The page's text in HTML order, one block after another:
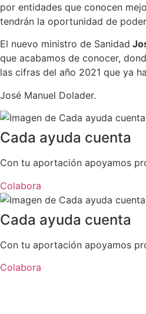
por entidades que conocen
tendrán la oportunidad de
El nuevo ministro de Sanidad
que acabamos de conocer,
las cifras del año 2021 que ya
José Manuel Dolader.
Cada ayuda cuenta
Con tu aportación apoyamos
Colabora
Cada ayuda cuenta
Con tu aportación apoyamos
Colabora